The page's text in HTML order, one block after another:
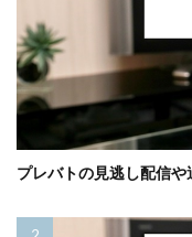
プレバトの見逃し配信